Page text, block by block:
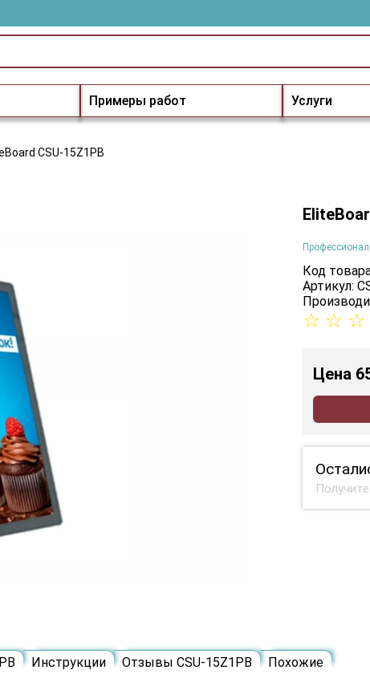
Примеры работ Услуги
CSU-15Z1PB
Код
Артикул:
☆ ☆ ☆
Цена
Инструкции Отзывы CSU-15Z1PB Похожие